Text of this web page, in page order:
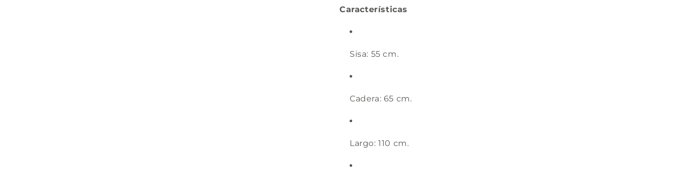
Características
Sisa: 55 cm.
Cadera: 65 cm.
Largo: 110 cm.